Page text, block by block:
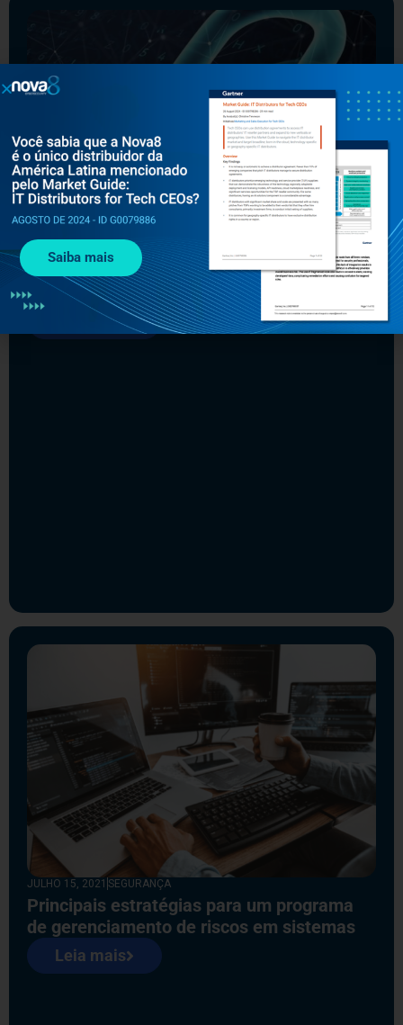
NOVEMBRO 11, 2021 NOTÍCIAS
Os principais acertos e erros no
desenvolvimento seguro de software
Leia mais
JULHO 15, 2021 SEGURANÇA
Principais estratégias para um programa
de gerenciamento de riscos em sistemas
Leia mais
Saiba mais